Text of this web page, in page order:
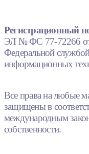
Регистрационный
ЭЛ № ФС 77-72266 от
Федеральной
информационных
Все права на любые
защищены в
международным
собственности.